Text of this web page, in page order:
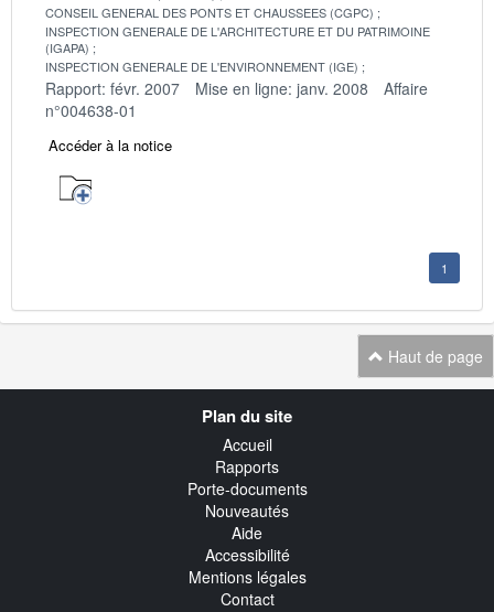
CONSEIL GENERAL DES PONTS ET CHAUSSEES (CGPC)
INSPECTION GENERALE DE L'ARCHITECTURE ET DU PATRIMOINE
(IGAPA)
INSPECTION GENERALE DE L'ENVIRONNEMENT (IGE)
Rapport: févr. 2007 Mise en ligne: janv. 2008
Affaire
n°004638-01
Accéder à la notice
1
Haut de page
Plan du site
Accueil
Rapports
Porte-documents
Nouveautés
Aide
Accessibilité
Mentions légales
Contact